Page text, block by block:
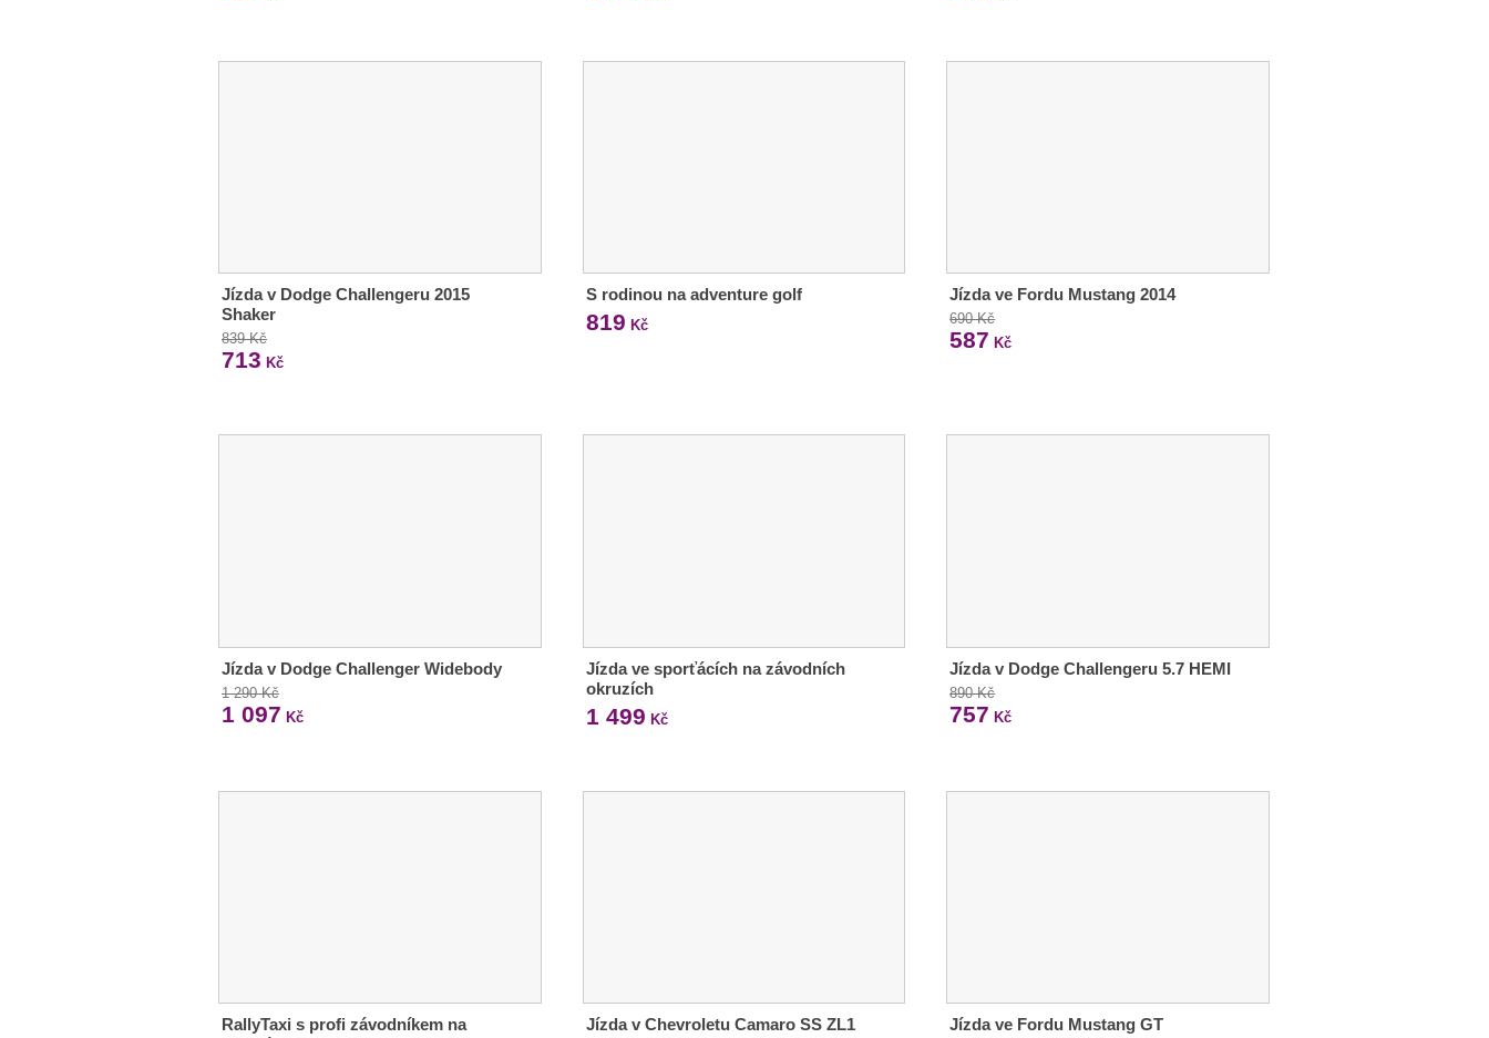
Jízda v Dodge Challengeru 2015
Shaker
839 Kč
713 Kč
S rodinou na adventure golf
819 Kč
Jízda ve Fordu Mustang 2014
690 Kč
587 Kč
Jízda v Dodge Challenger Widebody
1 290 Kč
1 097 Kč
Jízda ve sporťácích na závodních
okruzích
1 499 Kč
Jízda v Dodge Challengeru 5.7 HEMI
890 Kč
757 Kč
RallyTaxi s profi závodníkem na
Jízda v Chevroletu Camaro SS ZL1
Jízda ve Fordu Mustang GT